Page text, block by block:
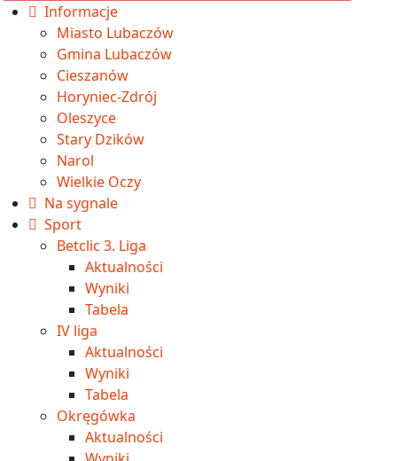
Informacje
Miasto Lubaczów
Gmina Lubaczów
Cieszanów
Horyniec-Zdrój
Oleszyce
Stary Dzików
Narol
Wielkie Oczy
Na sygnale
Sport
Betclic 3. Liga
Aktualności
Wyniki
Tabela
IV liga
Aktualności
Wyniki
Tabela
Okręgówka
Aktualności